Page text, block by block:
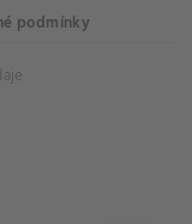
podmínky